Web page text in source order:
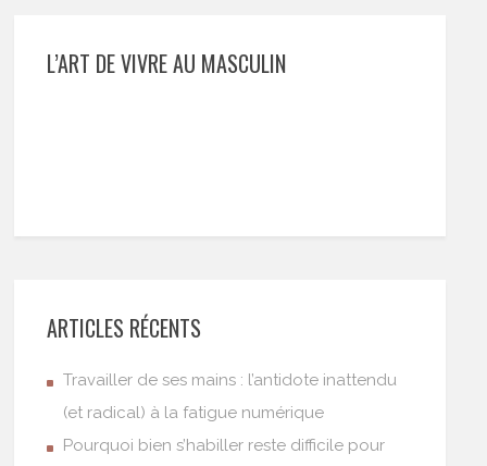
L’ART DE VIVRE AU MASCULIN
ARTICLES RÉCENTS
Travailler de ses mains : l’antidote inattendu
(et radical) à la fatigue numérique
Pourquoi bien s’habiller reste difficile pour